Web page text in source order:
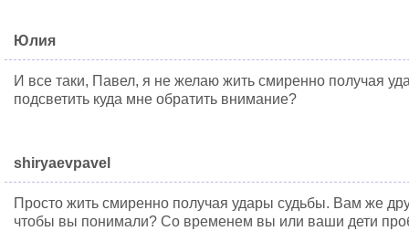
Юлия
И все таки, Павел, я не желаю жить смиренно получая
подсветить куда мне обратить внимание?
shiryaevpavel
Просто жить смиренно получая удары судьбы. Вам же
чтобы вы понимали? Со временем вы или ваши дети